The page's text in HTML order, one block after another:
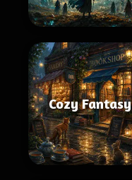
Cozy Fantasy